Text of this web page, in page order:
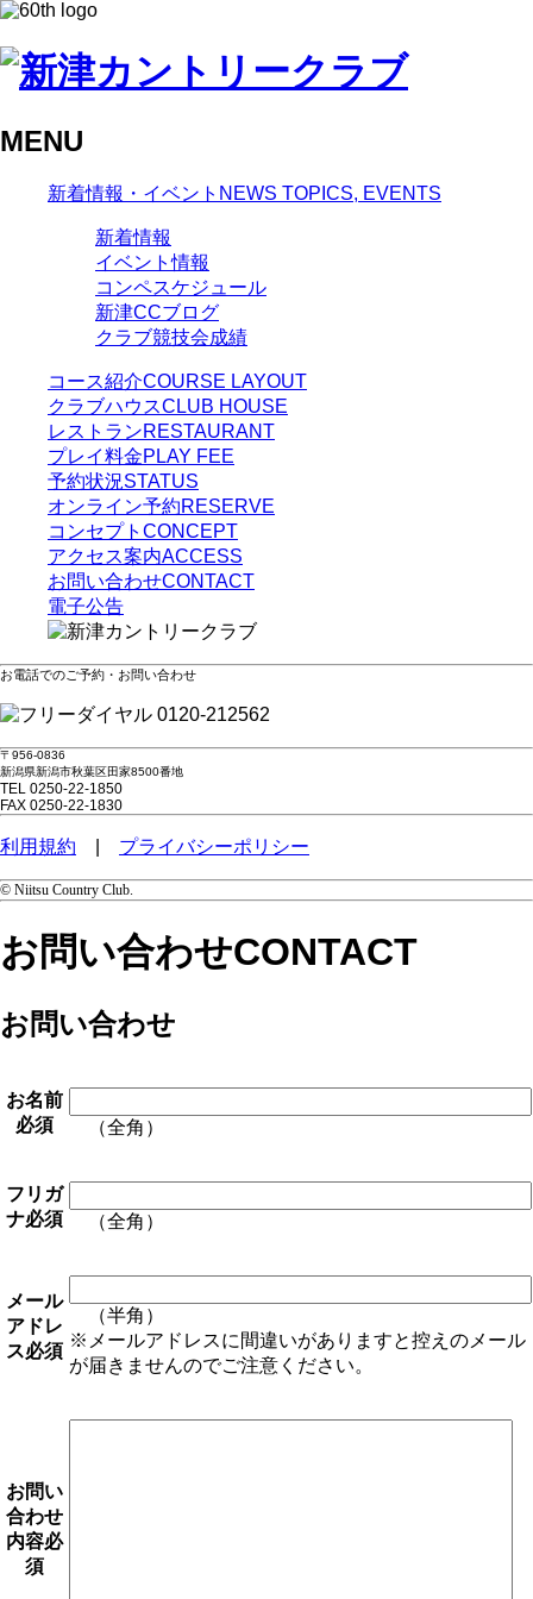
MENU
新着情報・イベント NEWS TOPICS, EVENTS
新着情報
イベント情報
コンペスケジュール
新津CCブログ
クラブ競技会成績
コース紹介COURSE LAYOUT
クラブハウスCLUB HOUSE
レストランRESTAURANT
プレイ料金PLAY FEE
予約状況STATUS
オンライン予約RESERVE
コンセプト CONCEPT
アクセス案内ACCESS
お問い合わせCONTACT
電子公告
お電話でのご予約・お問い合わせ
0120-212562
〒956-0836
新潟県新潟市秋葉区田家8500番地
TEL 0250-22-1850
FAX 0250-22-1830
利用規約 プライバシーポリシー
© Niitsu Country Club.
お問い合わせCONTACT
お問い合わせ
お名前
必須
（全角）
フリガ
ナ必須 （全角）
メール
アドレ
ス必須
（半角）
※メールアドレスに間違いがありますと控えのメール
が届きませんのでご注意ください。
お問い
合わせ
内容必
須